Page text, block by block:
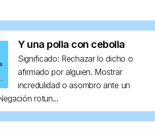
Y una polla con cebolla
Significado: Rechazar lo dicho o
afirmado por alguien. Mostrar
incredulidad o asombro ante un
rotun...